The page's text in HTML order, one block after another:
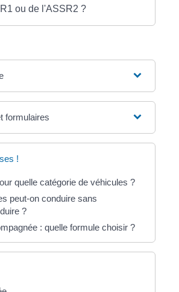
ou de l'ASSR2 ?
formulaires
!
quelle catégorie de véhicules ?
peut-on conduire sans
?
: quelle formule choisir ?